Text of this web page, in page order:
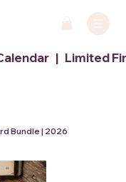
|   Limited
Bundle | 2026